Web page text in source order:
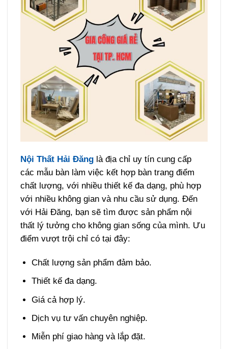
Nội Thất Hải Đăng là địa chỉ uy tín cung cấp
các mẫu bàn làm việc kết hợp bàn trang điểm
chất lượng, với nhiều thiết kế đa dạng, phù hợp
với nhiều không gian và nhu cầu sử dụng. Đến
với Hải Đăng, bạn sẽ tìm được sản phẩm nội
thất lý tưởng cho không gian sống của mình. Ưu
điểm vượt trội chỉ có tại đây:
Chất lượng sản phẩm đảm bảo.
Thiết kế đa dạng.
Giá cả hợp lý.
Dịch vụ tư vấn chuyên nghiệp.
Miễn phí giao hàng và lắp đặt.